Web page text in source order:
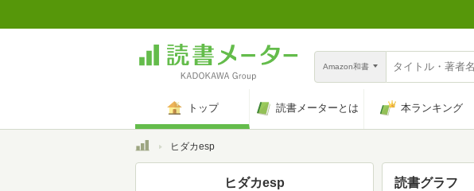
Amazon和書
トップ 読書メーターとは 本ランキング
トップヒダカesp
読書グラフ
ヒダカesp